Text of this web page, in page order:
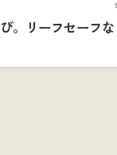
。リーフセーフ